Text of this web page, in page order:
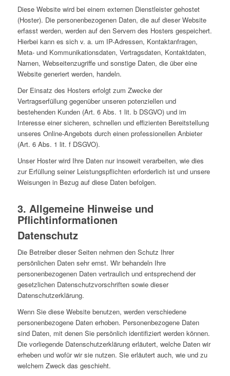
Diese Website wird bei einem externen Dienstleister gehostet
(Hoster). Die personenbezogenen Daten, die auf dieser Website
erfasst werden, werden auf den Servern des Hosters gespeichert.
Hierbei kann es sich v. a. um IP-Adressen, Kontaktanfragen,
Meta- und Kommunikationsdaten, Vertragsdaten, Kontaktdaten,
Namen, Webseitenzugriffe und sonstige Daten, die über eine
Website generiert werden, handeln.
Der Einsatz des Hosters erfolgt zum Zwecke der
Vertragserfüllung gegenüber unseren potenziellen und
bestehenden Kunden (Art. 6 Abs. 1 lit. b DSGVO) und im
Interesse einer sicheren, schnellen und effizienten Bereitstellung
unseres Online-Angebots durch einen professionellen Anbieter
(Art. 6 Abs. 1 lit. f DSGVO).
Unser Hoster wird Ihre Daten nur insoweit verarbeiten, wie dies
zur Erfüllung seiner Leistungspflichten erforderlich ist und unsere
Weisungen in Bezug auf diese Daten befolgen.
3. Allgemeine Hinweise und
Pflichtinformationen
Datenschutz
Die Betreiber dieser Seiten nehmen den Schutz Ihrer
persönlichen Daten sehr ernst. Wir behandeln Ihre
personenbezogenen Daten vertraulich und entsprechend der
gesetzlichen Datenschutzvorschriften sowie dieser
Datenschutzerklärung.
Wenn Sie diese Website benutzen, werden verschiedene
personenbezogene Daten erhoben. Personenbezogene Daten
sind Daten, mit denen Sie persönlich identifiziert werden können.
Die vorliegende Datenschutzerklärung erläutert, welche Daten wir
erheben und wofür wir sie nutzen. Sie erläutert auch, wie und zu
welchem Zweck das geschieht.